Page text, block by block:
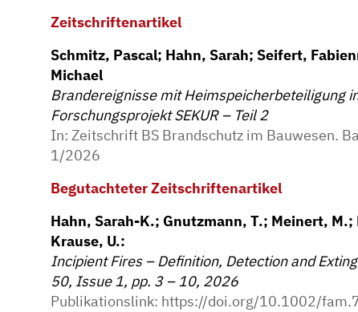
Zeitschriftenartikel
Schmitz, Pascal; Hahn, Sarah; Seifert,
Michael
Brandereignisse mit Heimspeicherbeteiligung
Forschungsprojekt SEKUR – Teil 2
In: Zeitschrift BS Brandschutz im Bauwesen.
1/2026
Begutachteter Zeitschriftenartikel
Hahn, Sarah-K.; Gnutzmann, T.; Meinert,
Krause, U.:
Incipient Fires – Definition, Detection and
50, Issue 1, pp. 3 – 10, 2026
Publikationslink: https://doi.org/10.1002/